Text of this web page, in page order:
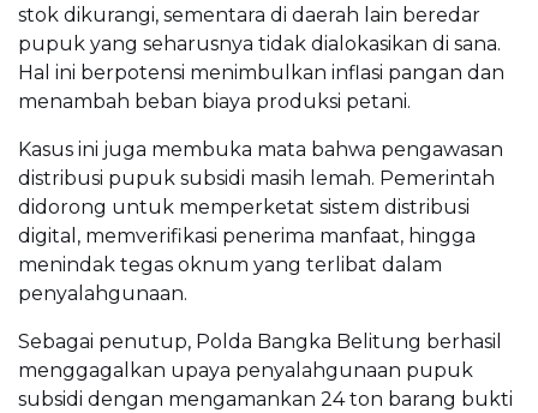
stok dikurangi, sementara di daerah lain beredar
pupuk yang seharusnya tidak dialokasikan di sana.
Hal ini berpotensi menimbulkan inflasi pangan dan
menambah beban biaya produksi petani.
Kasus ini juga membuka mata bahwa pengawasan
distribusi pupuk subsidi masih lemah. Pemerintah
didorong untuk memperketat sistem distribusi
digital, memverifikasi penerima manfaat, hingga
menindak tegas oknum yang terlibat dalam
penyalahgunaan.
Sebagai penutup, Polda Bangka Belitung berhasil
menggagalkan upaya penyalahgunaan pupuk
subsidi dengan mengamankan 24 ton barang bukti